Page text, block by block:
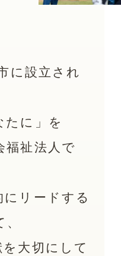
に設立され
たに」を
福祉法人で
にリードする
大切に して